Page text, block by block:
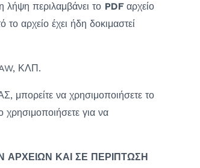
λήψη περιλαμβάνει το PDFαρχείο
το αρχείο έχει ήδη δοκιμαστεί
ΚΛΠ.
να χρησιμοποιήσετε το
χρησιμοποιήσετε για να
ΚΑΙ ΣΕ ΠΕΡΙΠΤΩΣΗ